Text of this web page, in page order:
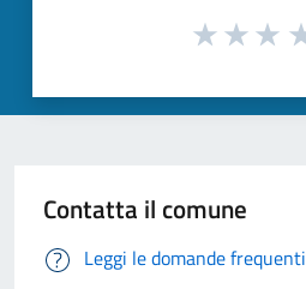
Contatta il comune
Leggi le domande frequenti